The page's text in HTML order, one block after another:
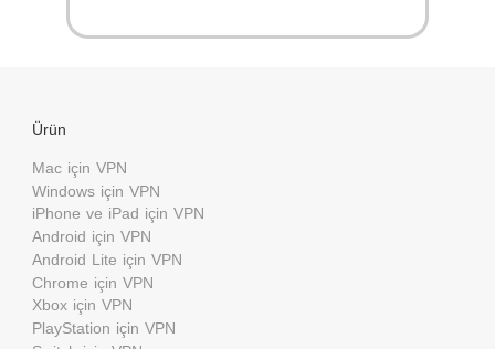
Ürün
Mac için VPN
Windows için VPN
iPhone ve iPad için VPN
Android için VPN
Android Lite için VPN
Chrome için VPN
Xbox için VPN
PlayStation için VPN